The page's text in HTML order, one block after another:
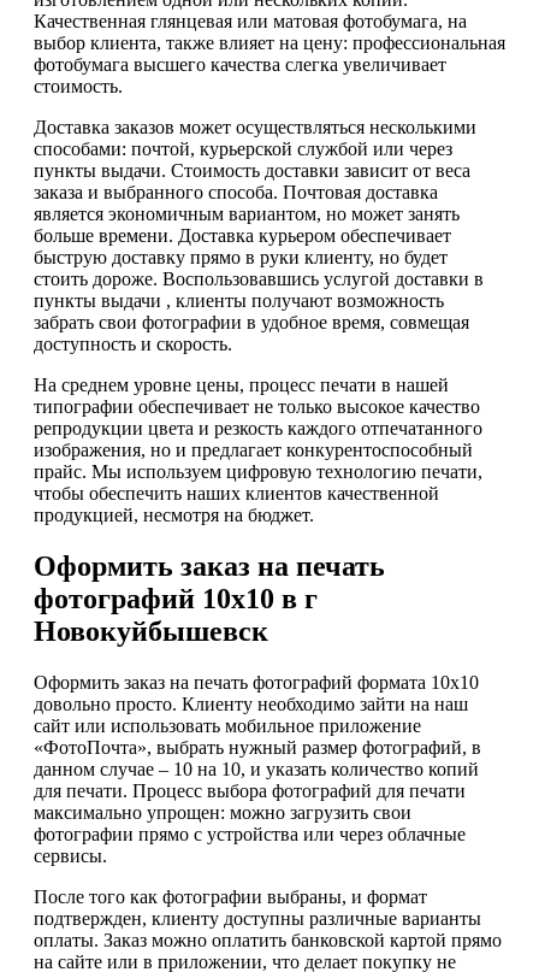
Качественная глянцевая или матовая фотобумага, на
выбор клиента, также влияет на цену: профессиональная
фотобумага высшего качества слегка увеличивает
стоимость.
Доставка заказов может осуществляться несколькими
способами: почтой, курьерской службой или через
пункты выдачи. Стоимость доставки зависит от веса
заказа и выбранного способа. Почтовая доставка
является экономичным вариантом, но может занять
больше времени. Доставка курьером обеспечивает
быструю доставку прямо в руки клиенту, но будет
стоить дороже. Воспользовавшись услугой доставки в
пункты выдачи , клиенты получают возможность
забрать свои фотографии в удобное время, совмещая
доступность и скорость.
На среднем уровне цены, процесс печати в нашей
типографии обеспечивает не только высокое качество
репродукции цвета и резкость каждого отпечатанного
изображения, но и предлагает конкурентоспособный
прайс. Мы используем цифровую технологию печати,
чтобы обеспечить наших клиентов качественной
продукцией, несмотря на бюджет.
Оформить заказ на печать
фотографий 10х10 в г
Новокуйбышевск
Оформить заказ на печать фотографий формата 10х10
довольно просто. Клиенту необходимо зайти на наш
сайт или использовать мобильное приложение
«ФотоПочта», выбрать нужный размер фотографий, в
данном случае – 10 на 10, и указать количество копий
для печати. Процесс выбора фотографий для печати
максимально упрощен: можно загрузить свои
фотографии прямо с устройства или через облачные
сервисы.
После того как фотографии выбраны, и формат
подтвержден, клиенту доступны различные варианты
оплаты. Заказ можно оплатить банковской картой прямо
на сайте или в приложении, что делает покупку не